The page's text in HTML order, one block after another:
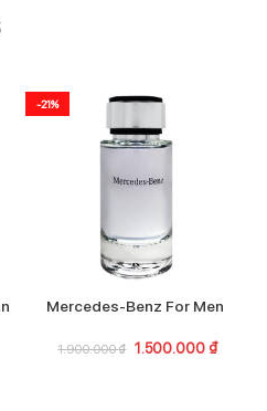
-21%
Mercedes-Benz For Men
1.900.000₫ 1.500.000 ₫